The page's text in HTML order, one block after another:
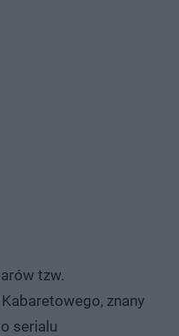
tzw.
znany
serialu